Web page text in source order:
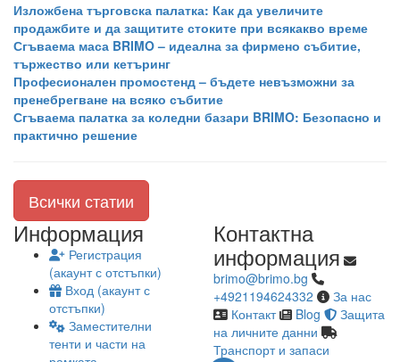
Изложбена търговска палатка: Как да увеличите
продажбите и да защитите стоките при всякакво време
Сгъваема маса BRIMO – идеална за фирмено събитие,
тържество или кетъринг
Професионален промостенд – бъдете невъзможни за
пренебрегване на всяко събитие
Сгъваема палатка за коледни базари BRIMO: Безопасно и
практично решение
Всички статии
Информация
Регистрация
(акаунт с отстъпки)
Вход (акаунт с
отстъпки)
Заместителни
тенти и части на
Контактна
информация
brimo@brimo.bg
+4921194624332
За нас
Контакт
Blog
Защита
на личните данни
Транспорт и запаси